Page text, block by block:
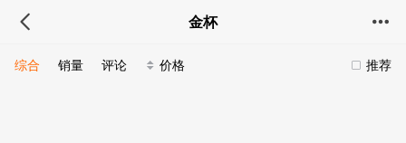
金杯
推荐
综合 销量 评论 价格